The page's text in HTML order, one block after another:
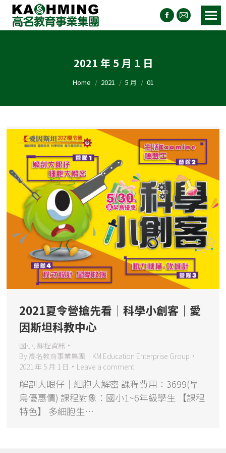
2021 年 5 月 1 日
You are here:
Home 2021 5 月 01
2021夏令營搶先看｜科學小創客｜愛
因斯坦科教中心
國小, 課程資訊
By 高名教育事業集團｜KM Education Enterprise Group
2021 年 5 月 1 日
Leave a comment
解剖大眼仔｜細胞大解密 課程費用：3699(早
鳥優惠價) 課程對象：國小1~6年級學生 【課程
特色】 多細胞生…